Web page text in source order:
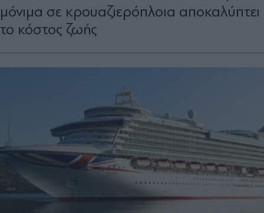
μόνιμα σε κρουαζιερόπλοια αποκαλύπτει
το κόστος ζωής